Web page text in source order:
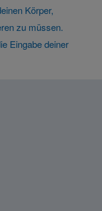
Körper,
zu müssen.
Eingabe deiner